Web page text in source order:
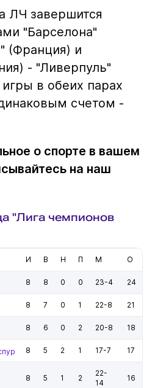
ЛЧ завершится
"Барселона"
(Франция) и
- "Ливерпуль"
в обеих парах
счетом -
о спорте в вашем
на наш
"Лига чемпионов
И В Н П М О
8 8 0 0 23-4 24
8 7 0 1 22-8 21
8 6 0 2 20-8 18
8 5 2 1 17-7 17
8 5 1 2
22-
14
16